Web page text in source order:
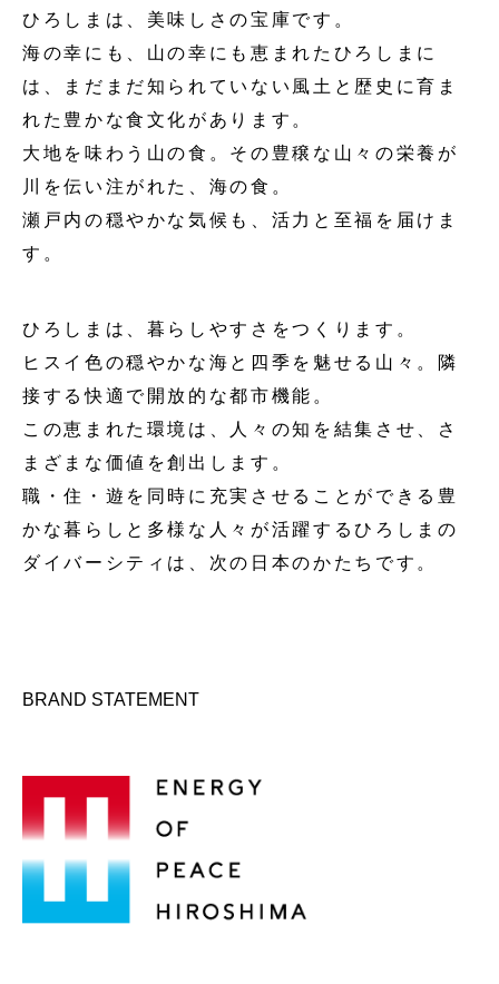
ひろしまは、美味しさの宝庫です。
海の幸にも、山の幸にも恵まれたひろしまに
は、まだまだ知られていない風土と歴史に育ま
れた 豊かな食文化があります。
大地を味わう山の食。その豊穣な山々の栄養が
川を伝い注がれた、海の食。
瀬戸内の穏やかな気候も、活力と至福を届けま
す。
ひろしまは、暮らしやすさをつくります。
ヒスイ色の穏やかな海と四季を魅せる山々。隣
接する快適で開放的な都市機能。
この恵まれた環境は、人々の知を結集させ、さ
まざまな価値を創出します。
職・住・遊を同時に充実させることができる豊
かな暮らしと多様な人々が活躍するひろしまの
ダイバーシティは、次の日本のかたちです。
BRAND STATEMENT